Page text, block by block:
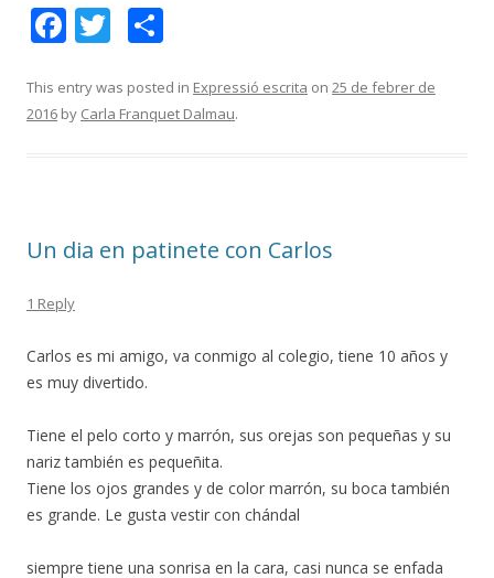
F
e
b
k
T
itt
er
m
p
ix
This entry was posted in Expressió escrita on 25 de febrer de
2016 by Carla Franquet Dalmau.
Un dia en patinete con Carlos
1 Reply
Carlos es mi amigo, va conmigo al colegio, tiene 10 años y
es muy divertido.
Tiene el pelo corto y marrón, sus orejas son pequeñas y su
nariz también es pequeñita.
Tiene los ojos grandes y de color marrón, su boca también
es grande. Le gusta vestir con chándal
siempre tiene una sonrisa en la cara, casi nunca se enfada